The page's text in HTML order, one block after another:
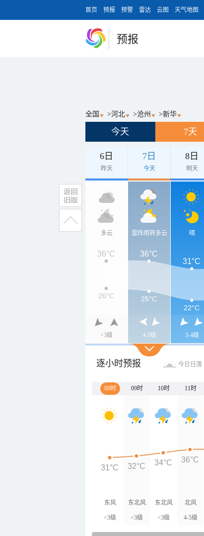
首页 预报 预警 雷达 云图 天气地图
预报
全国 >河北 >沧州 >新华
今天 7天
6日
昨天
7日
今天
8日
明天
多云
<3级
雷阵雨转多云
4-5级
晴
3-4级
36°C 36°C
31°C
26°C
25°C
22°C
逐小时预报 今日日落
08时 09时 10时 11时
东风
<3级
东北风
<3级
东北风
<3级
北风
4-5级
31°C 32°C 34°C 36°C